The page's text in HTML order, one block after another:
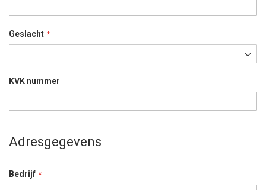
Geslacht
KVK nummer
Adresgegevens
Bedrijf